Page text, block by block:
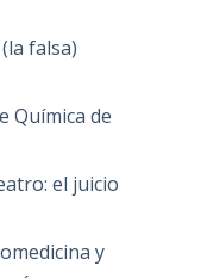
falsa)
Química de
el juicio
y